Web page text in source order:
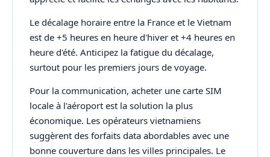
Le décalage horaire entre la France et le Vietnam
est de +5 heures en heure d'hiver et +4 heures en
heure d'été. Anticipez la fatigue du décalage,
surtout pour les premiers jours de voyage.
Pour la communication, acheter une carte SIM
locale à l'aéroport est la solution la plus
économique. Les opérateurs vietnamiens
suggèrent des forfaits data abordables avec une
bonne couverture dans les villes principales. Le